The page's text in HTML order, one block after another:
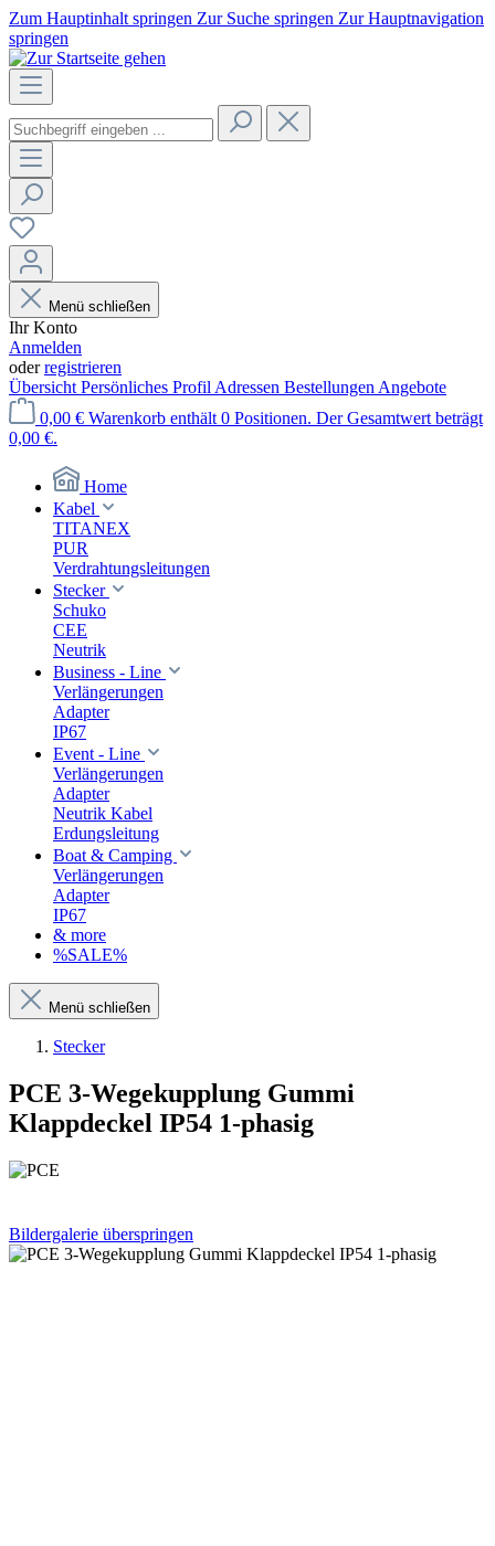
Zum Hauptinhalt springen Zur Suche springen Zur Hauptnavigation
springen
Menü schließen
Ihr Konto
Anmelden
oderregistrieren
Übersicht Persönliches Profil Adressen Bestellungen Angebote
0,00 € Warenkorb enthält 0 Positionen. Der Gesamtwert beträgt
0,00 €.
Home
Kabel
TITANEX
PUR
Verdrahtungsleitungen
Stecker
Schuko
CEE
Neutrik
Business - Line
Verlängerungen
Adapter
IP67
Event - Line
Verlängerungen
Adapter
Neutrik Kabel
Erdungsleitung
Boat & Camping
Verlängerungen
Adapter
IP67
& more
%SALE%
Menü schließen
Stecker
PCE 3-Wegekupplung Gummi
Klappdeckel IP54 1-phasig
Bildergalerie überspringen